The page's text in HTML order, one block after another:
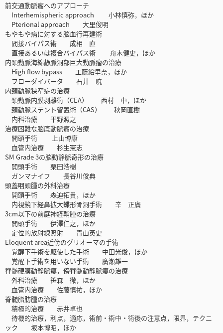
前交通動脈瘤へのアプローチ
Interhemispheric approach 小林慎弥，ほか
Pterional approach 大里俊明
もやもや病に対する脳血行再建術
間接バイパス術 成相 直
直接あるいは複合バイパス術 舟木健史，ほか
内頚動脈海綿静脈洞部巨大動脈瘤の治療
High flow bypass 工藤絵里奈，ほか
フローダイバータ 石井 暁
内頚動脈狭窄症の治療
頚動脈内膜剥離術（CEA） 西村 中，ほか
頚動脈ステント留置術（CAS） 秋岡直樹
内科治療 平野照之
治療困難な脳底動脈瘤の治療
開頭手術 上山博康
血管内治療 杉生憲志
SM Grade 3の脳動静脈奇形の治療
開頭手術 栗田浩樹
ガンマナイフ 長谷川俊典
頭蓋咽頭腫の外科治療
開頭手術 森迫拓貴，ほか
内視鏡下経鼻拡大蝶形骨洞手術 辛 正廣
3cm以下の前庭神経鞘腫の治療
開頭手術 伊澤仁之，ほか
定位的放射線照射 青山英史
Eloquent area近傍のグリオーマの手術
覚醒下手術を駆使した手術 中田光俊，ほか
覚醒下手術を用いない手術 廣瀬雄一
脊髄硬膜動静脈瘻，傍脊髄動静脈瘻の治療
外科治療 笹森 徹，ほか
血管内治療 佐藤慎祐，ほか
脊髄脂肪腫の治療
積極的治療 赤井卓也
待機的治療，利点，適応，術前・術中・術後の注意点，限界，テクニ
ック 坂本博昭，ほか